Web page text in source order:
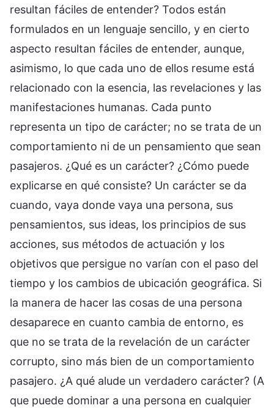
resultan fáciles de entender? Todos están
formulados en un lenguaje sencillo, y en cierto
aspecto resultan fáciles de entender, aunque,
asimismo, lo que cada uno de ellos resume está
relacionado con la esencia, las revelaciones y las
manifestaciones humanas. Cada punto
representa un tipo de carácter; no se trata de un
comportamiento ni de un pensamiento que sean
pasajeros. ¿Qué es un carácter? ¿Cómo puede
explicarse en qué consiste? Un carácter se da
cuando, vaya donde vaya una persona, sus
pensamientos, sus ideas, los principios de sus
acciones, sus métodos de actuación y los
objetivos que persigue no varían con el paso del
tiempo y los cambios de ubicación geográfica. Si
la manera de hacer las cosas de una persona
desaparece en cuanto cambia de entorno, es
que no se trata de la revelación de un carácter
corrupto, sino más bien de un comportamiento
pasajero. ¿A qué alude un verdadero carácter? (A
que puede dominar a una persona en cualquier